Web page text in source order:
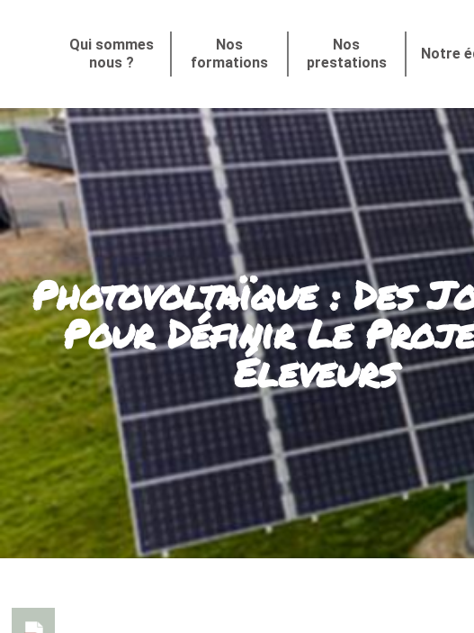
Qui sommes
nous ?
Nos
formations
Nos
prestations
Notre
Photovoltaïque : Des
Pour Définir Le
Éleveurs